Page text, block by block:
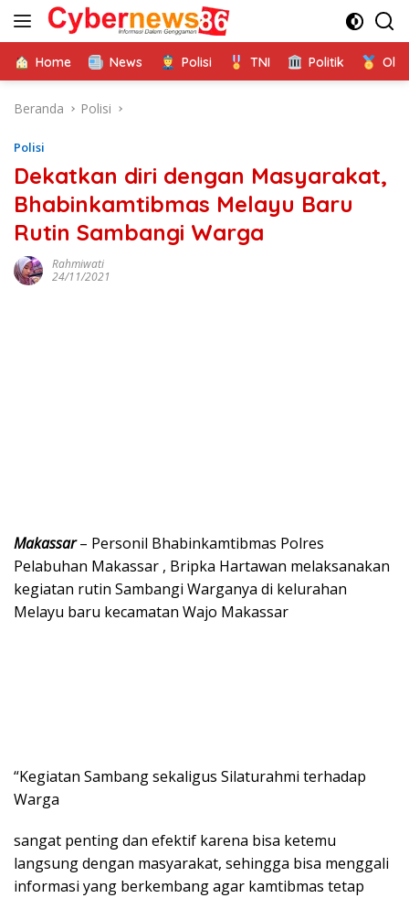
Langsung
Home News Polisi TNI Politik
Beranda Polisi
Polisi
Dekatkan diri dengan Masyarakat,
Bhabinkamtibmas Melayu Baru
Rutin Sambangi Warga
Rahmiwati
24/11/2021
Makassar– Personil Bhabinkamtibmas Polres
Pelabuhan Makassar , Bripka Hartawan melaksanakan
kegiatan rutin Sambangi Warganya di kelurahan
Melayu baru kecamatan Wajo Makassar
“Kegiatan Sambang sekaligus Silaturahmi terhadap
Warga
sangat penting dan efektif karena bisa ketemu
langsung dengan masyarakat, sehingga bisa menggali
informasi yang berkembang agar kamtibmas tetap